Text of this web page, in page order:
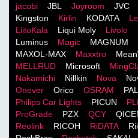
jacobi
JBL Joyroom JVC
Kingston
Kirlin KODATA
LiitoKala
Liqui Moly Livolo
Luminus
Magic MAGNUM
MAXOL-MAX
Maxxtro
MELLRUD
Microsoft
Nakamichi
Nillkin Nova
Onever
Orico OSRAM
Philips Car Lights
PICUN
ProGrade
PZX QCY
Reolink
RICOH RiDATA Rii